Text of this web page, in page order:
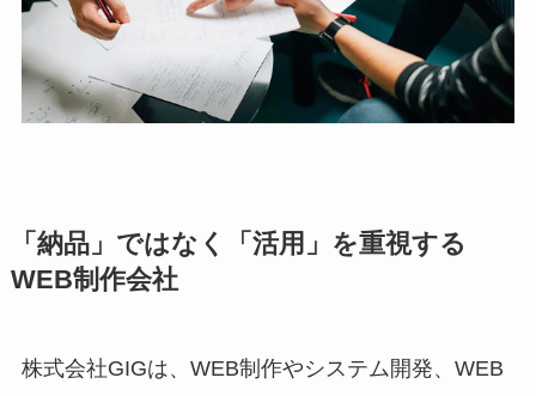
「納品」ではなく「活用」を重視する
WEB制作会社
株式会社GIGは、WEB制作やシステム開発、WEB